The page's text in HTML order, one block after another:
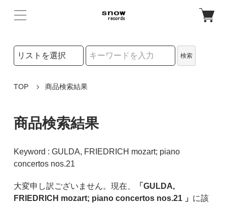
検索リストの選択
検索
TOP 商品検索結果
商品検索結果
Keyword : GULDA, FRIEDRICH mozart; piano
concertos nos.21
大変申し訳ございません。現在、
「GULDA,
FRIEDRICH mozart; piano concertos nos.21 」 に該